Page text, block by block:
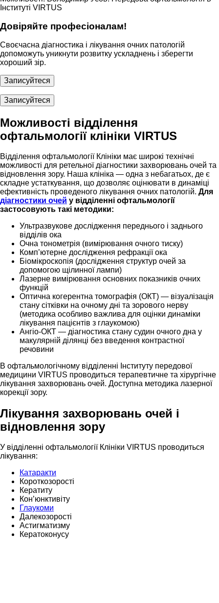
Інституті VIRTUS
Довіряйте професіоналам!
Своєчасна діагностика і лікування очних патологій
допоможуть уникнути розвитку ускладнень і зберегти
хороший зір.
Записуйтеся
Записуйтеся
Можливості відділення
офтальмології клініки VIRTUS
Відділення офтальмології Клініки має широкі технічні
можливості для ретельної діагностики захворювань очей та
відновлення зору. Наша клініка — одна з небагатьох, де є
складне устаткування, що дозволяє оцінювати в динаміці
ефективність проведеного лікування очних патологій. Для
діагностики очей у відділенні офтальмології
застосовують такі методики:
Ультразвукове дослідження переднього і заднього
відділів ока
Очна тонометрія (вимірювання очного тиску)
Комп’ютерне дослідження рефракції ока
Біомікроскопія (дослідження структур очей за
допомогою щілинної лампи)
Лазерне вимірювання основних показників очних
функцій
Оптична когерентна томографія (ОКТ) — візуалізація
стану сітківки на очному дні та зорового нерву
(методика особливо важлива для оцінки динаміки
лікування пацієнтів з глаукомою)
Ангіо-ОКТ — діагностика стану судин очного дна у
макулярній ділянці без введення контрастної
речовини
В офтальмологічному відділенні Інституту передової
медицини VIRTUS проводиться терапевтичне та хірургічне
лікування захворювань очей. Доступна методика лазерної
корекції зору.
Лікування захворювань очей і
відновлення зору
У відділенні офтальмології Клініки VIRTUS проводиться
лікування:
Катаракти
Короткозорості
Кератиту
Кон’юнктивіту
Глаукоми
Далекозорості
Астигматизму
Кератоконусу